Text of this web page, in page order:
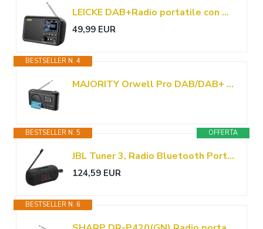
LEICKE DAB+Radio portatile con Bluetooth 5.0,DAB/DAB+radio FM,display a colori da 2,4",radio da cucina con cavo,batteria da 4000 mAh,connessione MicroSD/TF/AUX,funzioni di allarme
49,99 EUR
BESTSELLER N. 4
MAJORITY Orwell Pro DAB/DAB+ Radio Portatile con Bluetooth e 40 Preset
OFFERTA
BESTSELLER N. 5
JBL Tuner 3, Radio Bluetooth Portatile, DAB/DAB+/FM, Nero
124,59 EUR
BESTSELLER N. 6